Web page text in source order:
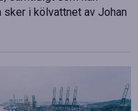
i kölvattnet av Johan